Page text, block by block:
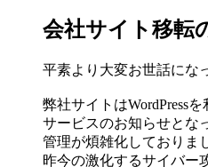
会社サイト移転
平素より大変お世話にな
弊社サイトはWordPress
サービスのお知らせとな
管理が煩雑化しておりま
昨今の激化するサイバー